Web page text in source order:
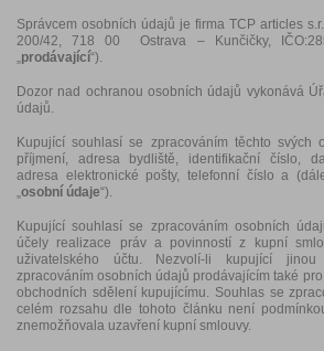
Správcem osobních údajů je firma TCP articles
200/42, 718 00 Ostrava – Kunčičky,
„prodávající“).
Dozor nad ochranou osobních údajů vykonává
údajů.
Kupující souhlasí se zpracováním těchto svých
příjmení, adresa bydliště, identifikační číslo,
adresa elektronické pošty, telefonní číslo a
„osobní údaje“).
Kupující souhlasí se zpracováním osobních
účely realizace práv a povinností z kupní
uživatelského účtu. Nezvolí-li kupující
zpracováním osobních údajů prodávajícím také
obchodních sdělení kupujícímu. Souhlas se
celém rozsahu dle tohoto článku není
znemožňovala uzavření kupní smlouvy.